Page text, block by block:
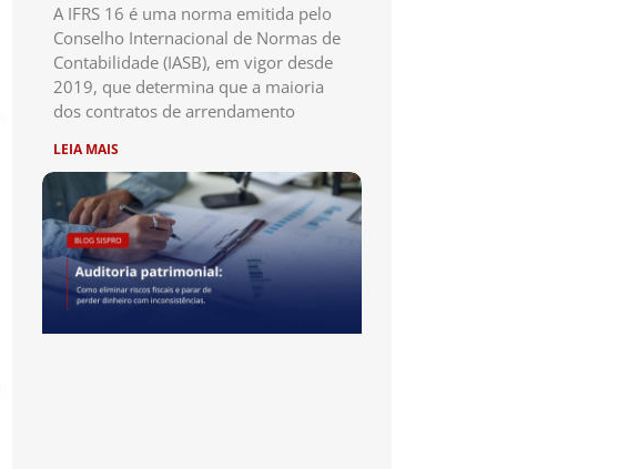
A IFRS 16 é uma norma emitida pelo
Conselho Internacional de Normas de
Contabilidade (IASB), em vigor desde
2019, que determina que a maioria
dos contratos de arrendamento
LEIA MAIS